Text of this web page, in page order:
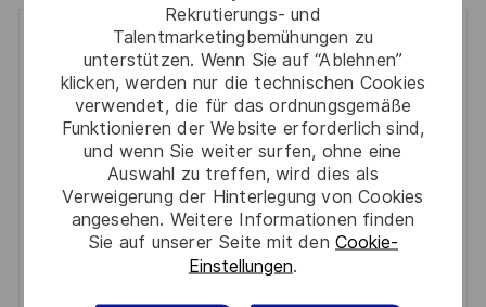
Rekrutierungs- und
Talentmarketingbemühungen zu
unterstützen. Wenn Sie auf “Ablehnen”
klicken, werden nur die technischen Cookies
verwendet, die für das ordnungsgemäße
Funktionieren der Website erforderlich sind,
und wenn Sie weiter surfen, ohne eine
Auswahl zu treffen, wird dies als
Verweigerung der Hinterlegung von Cookies
angesehen. Weitere Informationen finden
Sie auf unserer Seite mit den Cookie-
Einstellungen.
Get notified for similar jobs
You'll receive updates once a week
Enter
address
(Required)
Required
Prüfen Sie die Bedingungen für die Verarbeitung
persönlicher Daten und stimmen Sie ihnen zu